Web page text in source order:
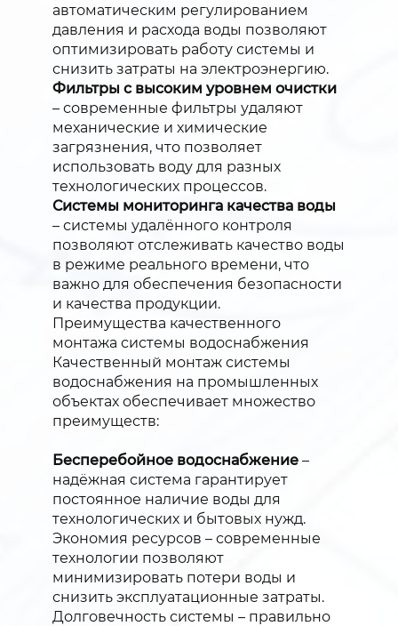
автоматическим регулированием
давления и расхода воды позволяют
оптимизировать работу системы и
снизить затраты на электроэнергию.
Фильтры с высоким уровнем очистки
– современные фильтры удаляют
механические и химические
загрязнения, что позволяет
использовать воду для разных
технологических процессов.
Системы мониторинга качества воды
– системы удалённого контроля
позволяют отслеживать качество воды
в режиме реального времени, что
важно для обеспечения безопасности
и качества продукции.
Преимущества качественного
монтажа системы водоснабжения
Качественный монтаж системы
водоснабжения на промышленных
объектах обеспечивает множество
преимуществ:
Бесперебойное водоснабжение –
надёжная система гарантирует
постоянное наличие воды для
технологических и бытовых нужд.
Экономия ресурсов – современные
технологии позволяют
минимизировать потери воды и
снизить эксплуатационные затраты.
Долговечность системы – правильно